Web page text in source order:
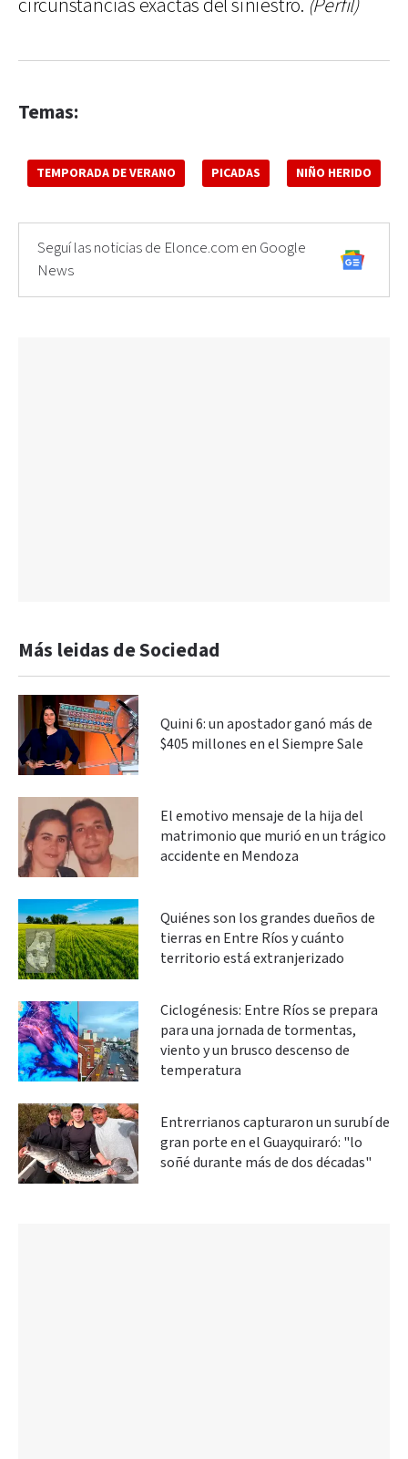
circunstancias exactas del siniestro. (Perfil)
Temas:
TEMPORADA DE VERANO PICADAS NIÑO HERIDO
Seguí las noticias de Elonce.com en Google
News
Más leidas de Sociedad
Quini 6: un apostador ganó más de
$405 millones en el Siempre Sale
El emotivo mensaje de la hija del
matrimonio que murió en un trágico
accidente en Mendoza
Quiénes son los grandes dueños de
tierras en Entre Ríos y cuánto
territorio está extranjerizado
Ciclogénesis: Entre Ríos se prepara
para una jornada de tormentas,
viento y un brusco descenso de
temperatura
Entrerrianos capturaron un surubí de
gran porte en el Guayquiraró: "lo
soñé durante más de dos décadas"